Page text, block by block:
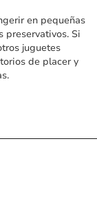
en pequeñas
preservativos. Si
juguetes
de placer y